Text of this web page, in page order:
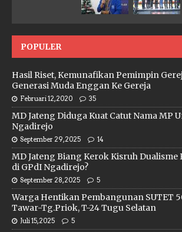
POPULER
Hasil Riset, Kemunafikan Pemimpin
Generasi Muda Enggan Ke Gereja
Februari 12, 2020 35
MD Jateng Diduga Kuat Catut Nama MP
Ngadirejo
September 29, 2025 14
MD Jateng Biang Kerok Kisruh Dualisme
di GPdI Ngadirejo?
September 28, 2025 5
Warga Hentikan Pembangunan SUTET
Tawar-Tg.Priok, T-24 Tugu Selatan
Juli 15, 2025 5